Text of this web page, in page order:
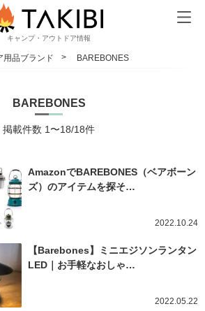
キャンプ・アウトドア情報
用品ブランド BAREBONES
BAREBONES
掲載件数 1〜18/18件
AmazonでBAREBONES（ベアボーン
ズ）のアイテムを探そ…
2022.10.24
【Barebones】ミニエジソンランタン
LED｜お手軽なおしゃ…
2022.05.22